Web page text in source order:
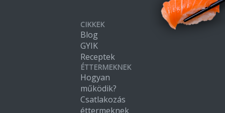
CIKKEK
Blog
GYIK
Receptek
ÉTTERMEKNEK
Hogyan
működik?
Csatlakozás
éttermeknek